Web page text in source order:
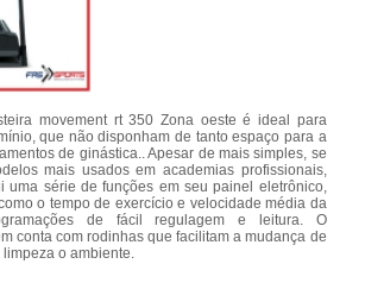
movement rt 350 Zona oeste é ideal para
que não disponham de tanto espaço para a
de ginástica.. Apesar de mais simples, se
mais usados em academias profissionais,
uma série de funções em seu painel eletrônico,
o tempo de exercício e velocidade média da
de fácil regulagem e leitura. O
conta com rodinhas que facilitam a mudança de
o ambiente.